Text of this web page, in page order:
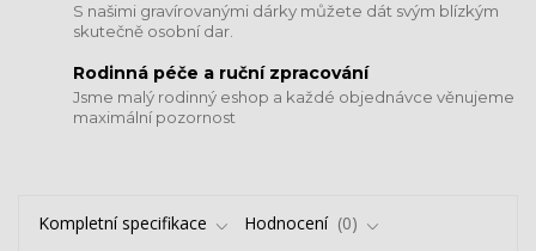
S našimi gravírovanými dárky můžete dát svým blízkým
skutečně osobní dar.
​​​​​​​Rodinná péče a ruční zpracování
Jsme malý rodinný eshop a každé objednávce věnujeme
maximální pozornost
Kompletní specifikace Hodnocení
0